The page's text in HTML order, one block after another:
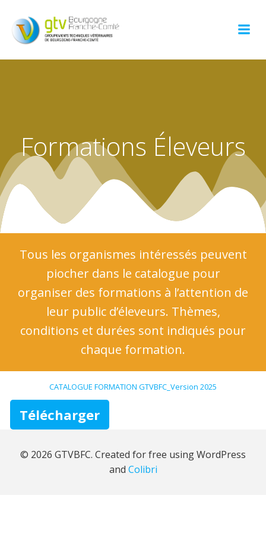
Formations Éleveurs
Tous les organismes intéressés peuvent
piocher dans le catalogue pour
organiser des formations à l’attention de
leur public d’éleveurs. Thèmes,
conditions et durées sont indiqués pour
chaque formation.
CATALOGUE FORMATION GTVBFC_Version 2025
Télécharger
© 2026 GTVBFC. Created for free using WordPress
and Colibri